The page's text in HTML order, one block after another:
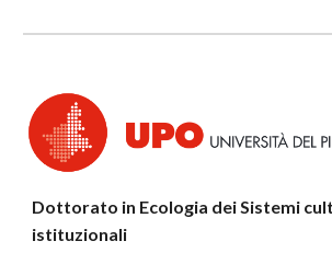
Dottorato in Ecologia dei Sistemi
istituzionali